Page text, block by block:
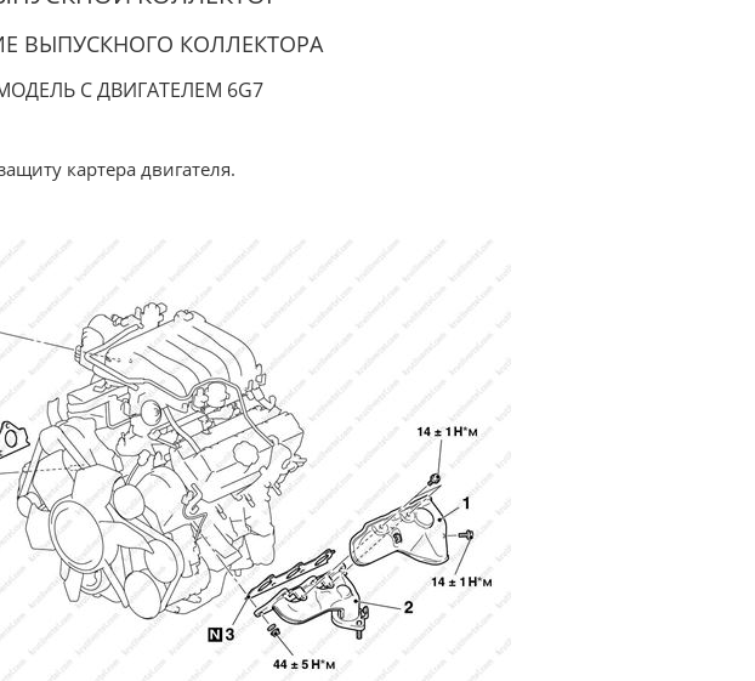
ВЫПУСКНОГО КОЛЛЕКТОРА
С ДВИГАТЕЛЕМ 6G7
картера двигателя.